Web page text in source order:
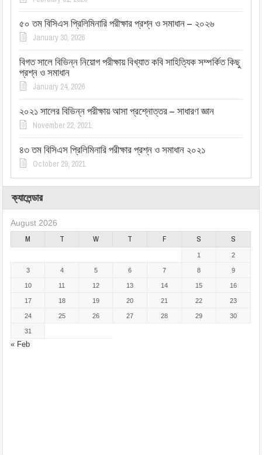
৫০ তম বিসিএস প্রিলিমিনারি পরীক্ষার প্রশ্ন ও সমাধান – ২০২৬
January 30, 2026
বিগত সালে বিভিন্ন নিয়োগ পরীক্ষায় বিখ্যাত কবি সাহিত্যিক সম্পর্কিত কিছু
প্রশ্ন ও সমাধান
January 24, 2026
২০২১ সালের বিভিন্ন পরীক্ষায় আসা প্রশ্নোত্তর – সাধারণ জ্ঞান
November 22, 2021
৪৩ তম বিসিএস প্রিলিমিনারি পরীক্ষার প্রশ্ন ও সমাধান ২০২১
October 29, 2021
ক্যালেন্ডার
August 2026
M T W T F S S
« Feb
1 2
3 4 5 6 7 8 9
10 11 12 13 14 15 16
17 18 19 20 21 22 23
24 25 26 27 28 29 30
31